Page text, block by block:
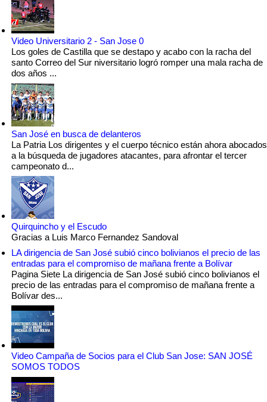
Video Universitario 2 - San Jose 0
Los goles de Castilla que se destapo y acabo con la racha del
santo Correo del Sur niversitario logró romper una mala racha de
dos años ...
San José en busca de delanteros
La Patria Los dirigentes y el cuerpo técnico están ahora abocados
a la búsqueda de jugadores atacantes, para afrontar el tercer
campeonato d...
Quirquincho y el Escudo
Gracias a Luis Marco Fernandez Sandoval
LA dirigencia de San José subió cinco bolivianos el precio de las
entradas para el compromiso de mañana frente a Bolívar
Pagina Siete La dirigencia de San José subió cinco bolivianos el
precio de las entradas para el compromiso de mañana frente a
Bolívar des...
Video Campaña de Socios para el Club San Jose: SAN JOSÉ
SOMOS TODOS